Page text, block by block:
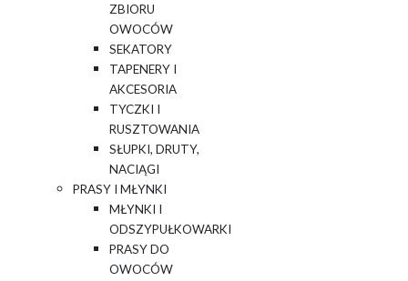
ZBIORU
OWOCÓW
SEKATORY
TAPENERY I
AKCESORIA
TYCZKI I
RUSZTOWANIA
SŁUPKI, DRUTY,
NACIĄGI
PRASY I MŁYNKI
MŁYNKI I
ODSZYPUŁKOWARKI
PRASY DO
OWOCÓW